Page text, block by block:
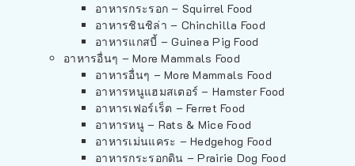
อาหารกระรอก – Squirrel Food
อาหารชินชิล่า – Chinchilla Food
อาหารแกสบี้ – Guinea Pig Food
อาหารอื่นๆ – More Mammals Food
อาหารอื่นๆ – More Mammals Food
อาหารหนูแฮมสเตอร์ – Hamster Food
อาหารเฟอร์เร็ต – Ferret Food
อาหารหนู – Rats & Mice Food
อาหารเม่นแคระ – Hedgehog Food
อาหารกระรอกดิน – Prairie Dog Food